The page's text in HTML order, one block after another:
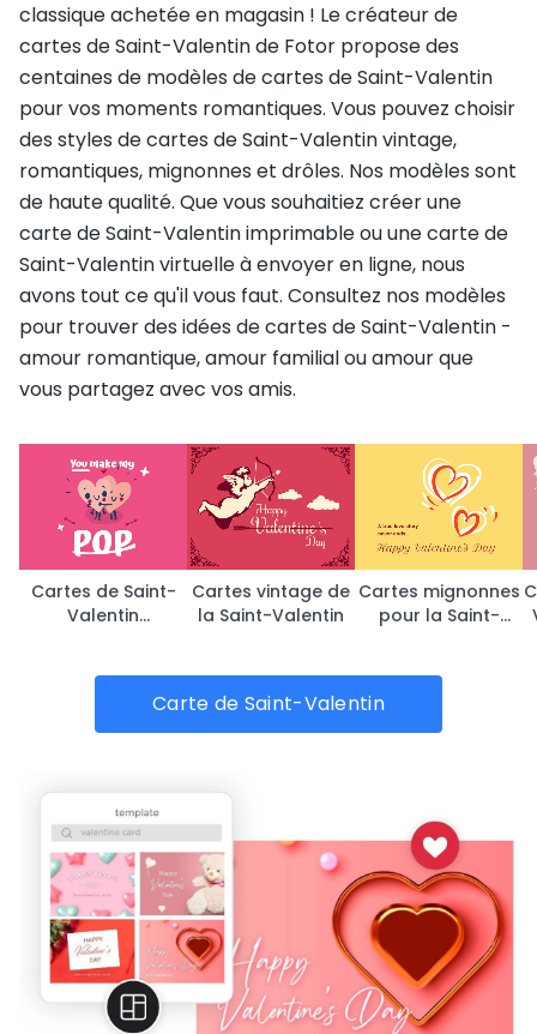
classique achetée en magasin ! Le créateur de
cartes de Saint-Valentin de Fotor propose des
centaines de modèles de cartes de Saint-Valentin
pour vos moments romantiques. Vous pouvez choisir
des styles de cartes de Saint-Valentin vintage,
romantiques, mignonnes et drôles. Nos modèles sont
de haute qualité. Que vous souhaitiez créer une
carte de Saint-Valentin imprimable ou une carte de
Saint-Valentin virtuelle à envoyer en ligne, nous
avons tout ce qu'il vous faut. Consultez nos modèles
pour trouver des idées de cartes de Saint-Valentin -
amour romantique, amour familial ou amour que
vous partagez avec vos amis.
Cartes de Saint-
Valentin
Cartes vintage de
la Saint-Valentin
Cartes mignonnes
pour la Saint-
Carte de Saint-Valentin